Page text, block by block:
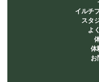
イルチ
スタ
よ
体
お